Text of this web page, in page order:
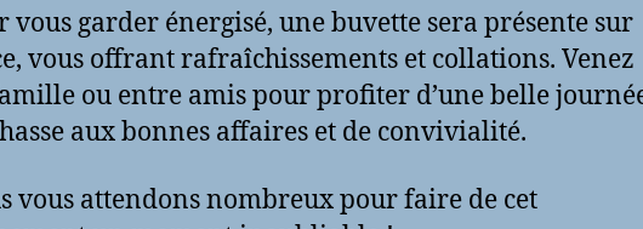
vous garder énergisé, une buvette sera présente sur
vous offrant rafraîchissements et collations. Venez
ou entre amis pour profiter d’une belle
aux bonnes affaires et de convivialité.
vous attendons nombreux pour faire de cet